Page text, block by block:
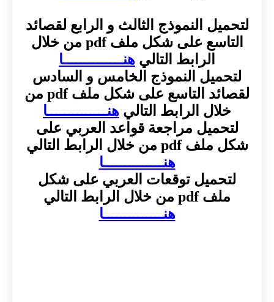
لتحميل النموذج الثالث و الرابع لقصائد
التاسع على شكل ملف pdf من خلال
الرابط التالي هنــــــــــــــا
لتحميل النموذج الخامس و السادس
لقصائد التاسع على شكل ملف pdf من
خلال الرابط التالي هنــــــــــــــا
لتحميل مراجعة قواعد العربي على
شكل ملف pdf من خلال الرابط التالي
هنــــــــــــــا
لتحميل توقعات العربي على شكل
ملف pdf من خلال الرابط التالي
هنــــــــــــــا